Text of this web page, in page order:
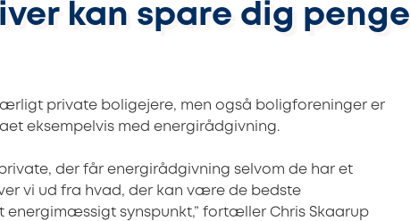
kan spare dig penge
private boligejere, men også boligforeninger er
eksempelvis med energirådgivning.
der får energirådgivning selvom de har et
vi ud fra hvad, der kan være de bedste
energimæssigt synspunkt,” fortæller Chris Skaarup